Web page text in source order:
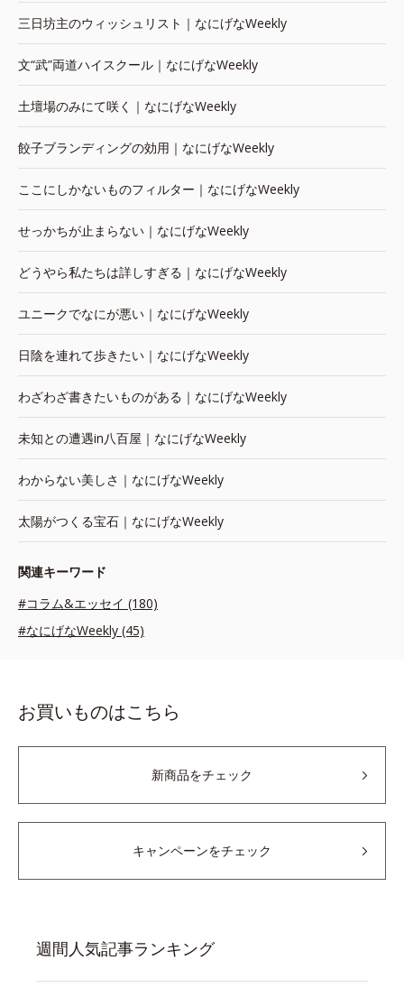
三日坊主のウィッシュリスト｜なにげなWeekly
文“武”両道ハイスクール｜なにげなWeekly
土壇場のみにて咲く｜なにげなWeekly
餃子ブランディングの効用｜なにげなWeekly
ここにしかないものフィルター｜なにげなWeekly
せっかちが止まらない｜なにげなWeekly
どうやら私たちは詳しすぎる｜なにげなWeekly
ユニークでなにが悪い｜なにげなWeekly
日陰を連れて歩きたい｜なにげなWeekly
わざわざ書きたいものがある｜なにげなWeekly
未知との遭遇in八百屋｜なにげなWeekly
わからない美しさ｜なにげなWeekly
太陽がつくる宝石｜なにげなWeekly
関連キーワード
#コラム&エッセイ (180)
#なにげなWeekly (45)
お買いものはこちら
新商品をチェック
キャンペーンをチェック
週間人気記事ランキング